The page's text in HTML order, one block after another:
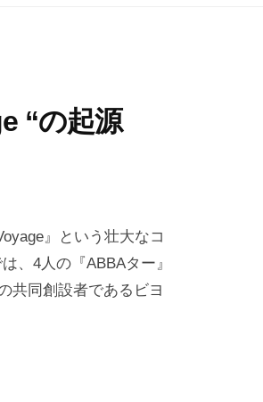
“の起源
』という壮大なコ
、4人の『ABBAター』
共同創設者であるビヨ